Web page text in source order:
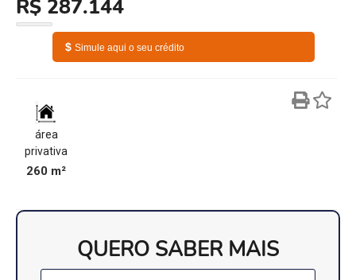
R$ 287.144
$Simule aqui o seu crédito
área
privativa
260 m²
QUERO SABER MAIS